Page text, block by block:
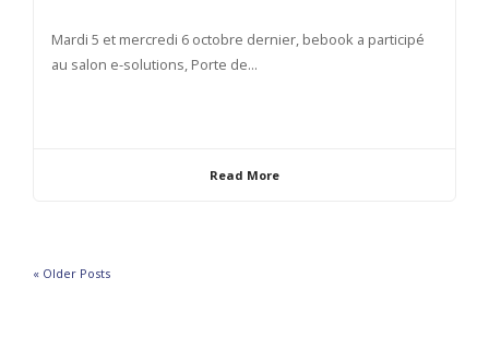
Mardi 5 et mercredi 6 octobre dernier, bebook a participé
au salon e-solutions, Porte de...
Read More
« Older Posts